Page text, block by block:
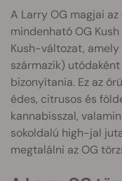
A Larry OG magjai
mindenható OG
Kush-változat,
származik)
bizonyítania. Ez az
édes, citrusos és
kannabisszal,
sokoldalú high-jal
megtalálni az OG